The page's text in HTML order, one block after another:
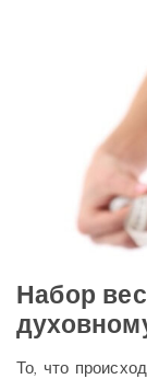
Набор
То, что